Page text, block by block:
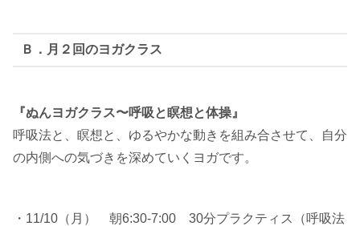
Ｂ．月２回のヨガクラス
『ぬんヨガクラス〜呼吸と瞑想と体操』
呼吸法と、瞑想と、ゆるやかな動きを組み合させて、自分
の内側への気づきを深めていくヨガです。
・11/10（月） 朝6:30-7:00 30分プラクティス（呼吸法